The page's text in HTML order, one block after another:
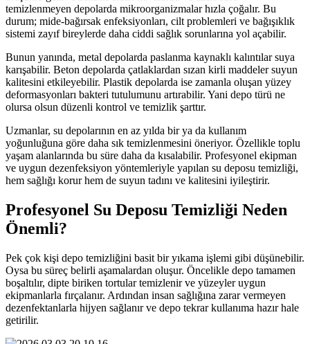
temizlenmeyen depolarda mikroorganizmalar hızla çoğalır. Bu
durum; mide-bağırsak enfeksiyonları, cilt problemleri ve bağışıklık
sistemi zayıf bireylerde daha ciddi sağlık sorunlarına yol açabilir.
Bunun yanında, metal depolarda paslanma kaynaklı kalıntılar suya
karışabilir. Beton depolarda çatlaklardan sızan kirli maddeler suyun
kalitesini etkileyebilir. Plastik depolarda ise zamanla oluşan yüzey
deformasyonları bakteri tutulumunu artırabilir. Yani depo türü ne
olursa olsun düzenli kontrol ve temizlik şarttır.
Uzmanlar, su depolarının en az yılda bir ya da kullanım
yoğunluğuna göre daha sık temizlenmesini öneriyor. Özellikle toplu
yaşam alanlarında bu süre daha da kısalabilir. Profesyonel ekipman
ve uygun dezenfeksiyon yöntemleriyle yapılan su deposu temizliği,
hem sağlığı korur hem de suyun tadını ve kalitesini iyileştirir.
Profesyonel Su Deposu Temizliği Neden
Önemli?
Pek çok kişi depo temizliğini basit bir yıkama işlemi gibi düşünebilir.
Oysa bu süreç belirli aşamalardan oluşur. Öncelikle depo tamamen
boşaltılır, dipte biriken tortular temizlenir ve yüzeyler uygun
ekipmanlarla fırçalanır. Ardından insan sağlığına zarar vermeyen
dezenfektanlarla hijyen sağlanır ve depo tekrar kullanıma hazır hale
getirilir.